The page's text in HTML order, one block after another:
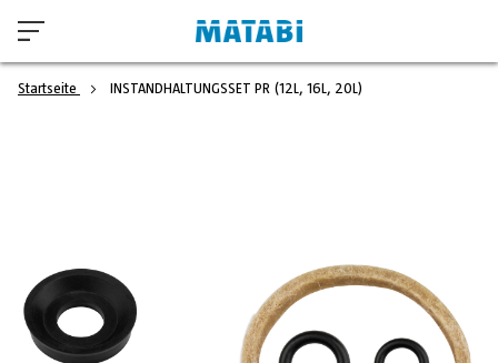
Startseite INSTANDHALTUNGSSET PR (12L, 16L, 20L)